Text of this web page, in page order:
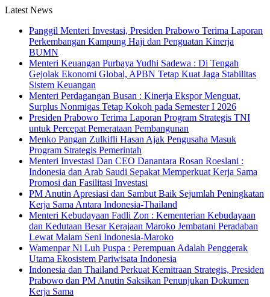
Latest News
Panggil Menteri Investasi, Presiden Prabowo Terima Laporan
Perkembangan Kampung Haji dan Penguatan Kinerja
BUMN
Menteri Keuangan Purbaya Yudhi Sadewa : Di Tengah
Gejolak Ekonomi Global, APBN Tetap Kuat Jaga Stabilitas
Sistem Keuangan
Menteri Perdagangan Busan : Kinerja Ekspor Menguat,
Surplus Nonmigas Tetap Kokoh pada Semester I 2026
Presiden Prabowo Terima Laporan Program Strategis TNI
untuk Percepat Pemerataan Pembangunan
Menko Pangan Zulkifli Hasan Ajak Pengusaha Masuk
Program Strategis Pemerintah
Menteri Investasi Dan CEO Danantara Rosan Roeslani :
Indonesia dan Arab Saudi Sepakat Memperkuat Kerja Sama
Promosi dan Fasilitasi Investasi
PM Anutin Apresiasi dan Sambut Baik Sejumlah Peningkatan
Kerja Sama Antara Indonesia-Thailand
Menteri Kebudayaan Fadli Zon : Kementerian Kebudayaan
dan Kedutaan Besar Kerajaan Maroko Jembatani Peradaban
Lewat Malam Seni Indonesia-Maroko
Wamenpar Ni Luh Puspa : Perempuan Adalah Penggerak
Utama Ekosistem Pariwisata Indonesia
Indonesia dan Thailand Perkuat Kemitraan Strategis, Presiden
Prabowo dan PM Anutin Saksikan Penunjukan Dokumen
Kerja Sama